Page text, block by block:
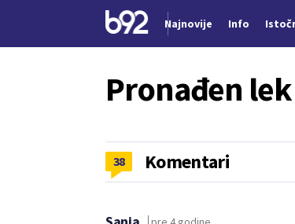
Najnovije Info
Pronađen
38 Komentari